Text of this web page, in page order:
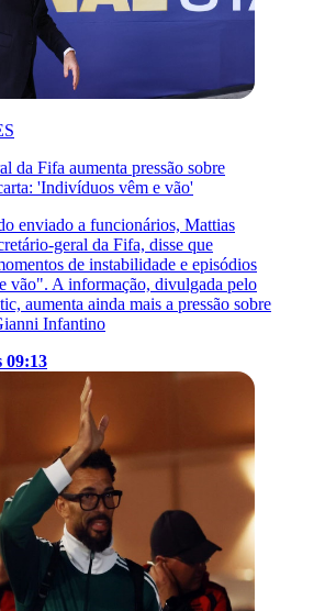
da Fifa aumenta pressão sobre
'Indivíduos vêm e vão'
enviado a funcionários, Mattias
geral da Fifa, disse que
de instabilidade e episódios
vão". A informação, divulgada pelo
aumenta ainda mais a pressão sobre
Infantino
09:13